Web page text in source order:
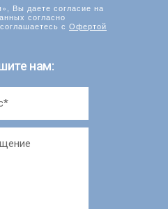
Вы даете согласие на
согласно
с Офертой
нам: